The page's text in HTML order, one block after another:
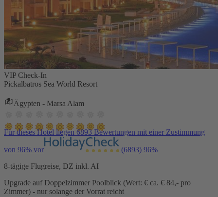
VIP Check-In
Pickalbatros Sea World Resort
Ägypten - Marsa Alam
Für dieses Hotel liegen 6893 Bewertungen mit einer Zustimmung
von 96% vor (6893) 96%
8-tägige Flugreise, DZ inkl. AI
Upgrade auf Doppelzimmer Poolblick (Wert: € ca. € 84,- pro
Zimmer) - nur solange der Vorrat reicht